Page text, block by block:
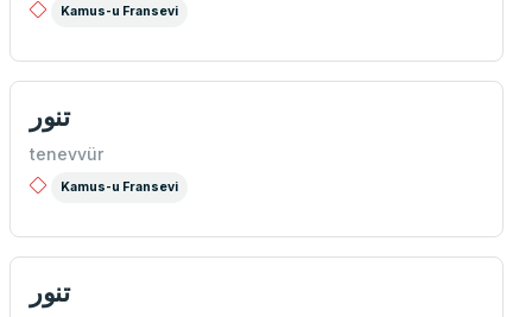
Kamus-u Fransevi
تنور
tenevvür
Kamus-u Fransevi
تنور